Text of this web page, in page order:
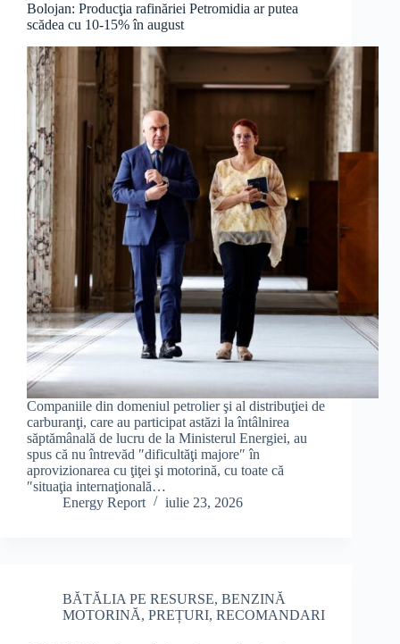
Bolojan: Producţia rafinăriei Petromidia ar putea
scădea cu 10-15% în august
Companiile din domeniul petrolier şi al distribuţiei de
carburanţi, care au participat astăzi la întâlnirea
săptămânală de lucru de la Ministerul Energiei, au
spus că nu întrevăd ″dificultăţi majore″ în
aprovizionarea cu ţiţei şi motorină, cu toate că
″situaţia internaţională…
Energy Report
iulie 23, 2026
BĂTĂLIA PE RESURSE, BENZINĂ
MOTORINĂ, PREȚURI, RECOMANDARI